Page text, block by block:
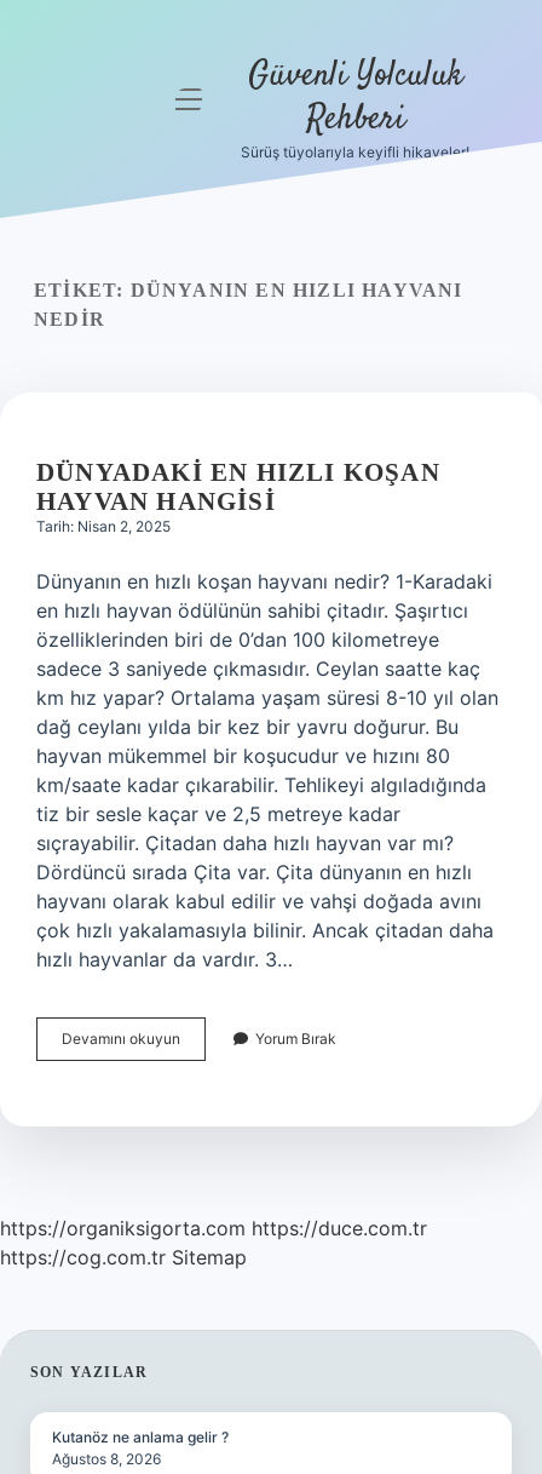
Yasal Uyarı
menüyü Güvenli Yolculuk
Rehberi
Sürüş tüyolarıyla keyifli hikayeler!
ETIKET: DÜNYANIN EN HIZLI HAYVANI
NEDIR
DÜNYADAKI EN HIZLI KOŞAN
HAYVAN HANGISI
Tarih: Nisan 2, 2025
Dünyanın en hızlı koşan hayvanı nedir? 1-Karadaki
en hızlı hayvan ödülünün sahibi çitadır. Şaşırtıcı
özelliklerinden biri de 0’dan 100 kilometreye
sadece 3 saniyede çıkmasıdır. Ceylan saatte kaç
km hız yapar? Ortalama yaşam süresi 8-10 yıl olan
dağ ceylanı yılda bir kez bir yavru doğurur. Bu
hayvan mükemmel bir koşucudur ve hızını 80
km/saate kadar çıkarabilir. Tehlikeyi algıladığında
tiz bir sesle kaçar ve 2,5 metreye kadar
sıçrayabilir. Çitadan daha hızlı hayvan var mı?
Dördüncü sırada Çita var. Çita dünyanın en hızlı
hayvanı olarak kabul edilir ve vahşi doğada avını
çok hızlı yakalamasıyla bilinir. Ancak çitadan daha
hızlı hayvanlar da vardır. 3…
Devamını okuyun Dünyadaki
En
Hayvan
Yorum Bırak
https://organiksigorta.com https://duce.com.tr
https://cog.com.tr Sitemap
SIDEBAR
SON YAZILAR
Kutanöz ne anlama gelir ?
Ağustos 8, 2026